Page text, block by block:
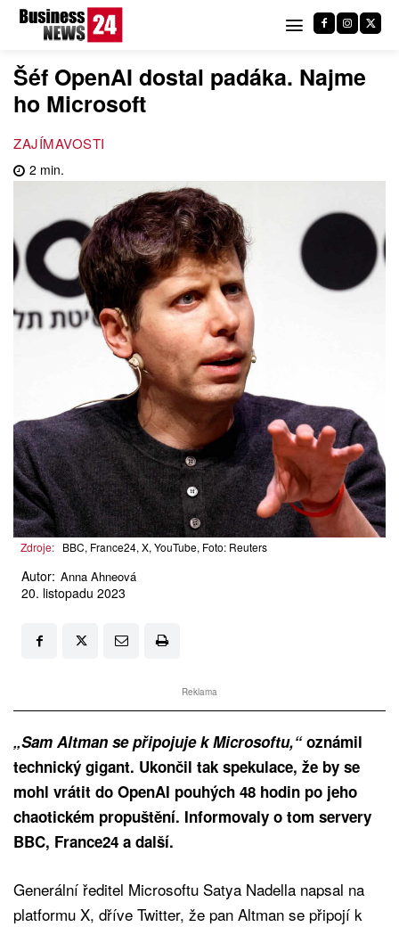
Šéf OpenAI dostal padáka. Najme
ho Microsoft
ZAJÍMAVOSTI
2 min.
Zdroje: BBC, France24, X, YouTube, Foto: Reuters
Autor: Anna Ahneová
20. listopadu 2023
Reklama
„Sam Altman se připojuje k Microsoftu,“oznámil
technický gigant. Ukončil tak spekulace, že by se
mohl vrátit do OpenAI pouhých 48 hodin po jeho
chaotickém propuštění. Informovaly o tom servery
BBC, France24 a další.
Generální ředitel Microsoftu Satya Nadella napsal na
platformu X, dříve Twitter, že pan Altman se připojí k